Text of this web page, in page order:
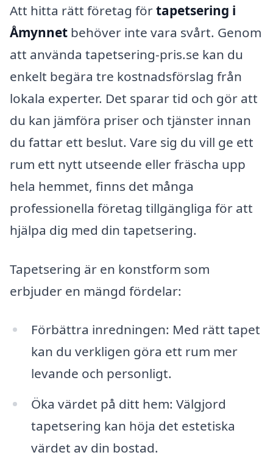
Att hitta rätt företag förtapetsering i
Åmynnet behöver inte vara svårt. Genom
att använda tapetsering-pris.se kan du
enkelt begära tre kostnadsförslag från
lokala experter. Det sparar tid och gör att
du kan jämföra priser och tjänster innan
du fattar ett beslut. Vare sig du vill ge ett
rum ett nytt utseende eller fräscha upp
hela hemmet, finns det många
professionella företag tillgängliga för att
hjälpa dig med din tapetsering.
Tapetsering är en konstform som
erbjuder en mängd fördelar:
Förbättra inredningen: Med rätt tapet
kan du verkligen göra ett rum mer
levande och personligt.
Öka värdet på ditt hem: Välgjord
tapetsering kan höja det estetiska
värdet av din bostad.